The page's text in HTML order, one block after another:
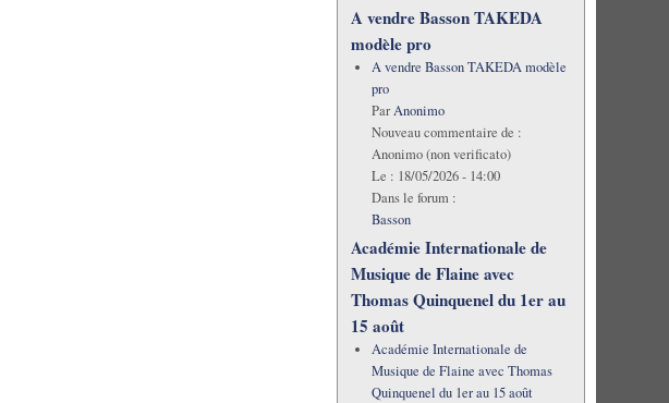
A vendre Basson TAKEDA
modèle pro
A vendre Basson TAKEDA modèle
pro
ParAnonimo
Nouveau commentaire de :
Anonimo (non verificato)
Le : 18/05/2026 - 14:00
Dans le forum :
Basson
Académie Internationale de
Musique de Flaine avec
Thomas Quinquenel du 1er au
15 août
Académie Internationale de
Musique de Flaine avec Thomas
Quinquenel du 1er au 15 août